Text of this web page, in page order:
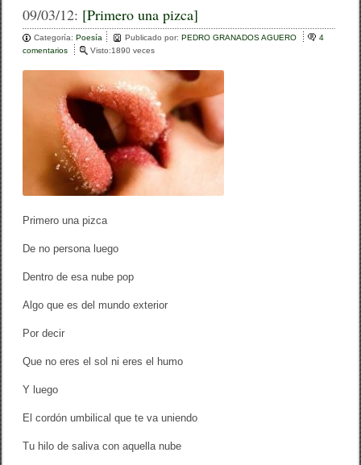
c
e
b
o
o
k
tt
er
m
p
ar
tir
09/03/12: [Primero una pizca]
Categoría:Poesía Publicado por:PEDRO GRANADOS AGUERO
4
comentarios
P
i
m
e
r
o
u
p
Visto:1890 veces
Primero una pizca
De no persona luego
Dentro de esa nube pop
Algo que es del mundo exterior
Por decir
Que no eres el sol ni eres el humo
Y luego
El cordón umbilical que te va uniendo
Tu hilo de saliva con aquella nube